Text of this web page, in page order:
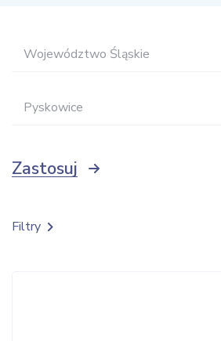
Województwo Śląskie
Pyskowice
Zastosuj
Filtry